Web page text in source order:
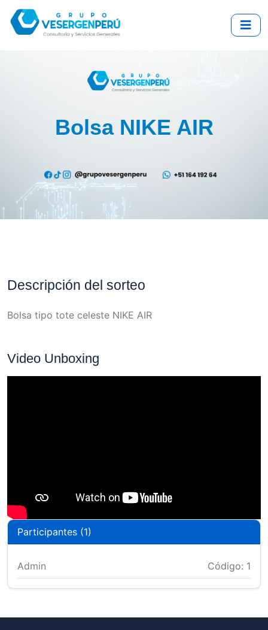
Bolsa NIKE AIR
Descripción del sorteo
Bolsa tipo tote celeste NIKE AIR
Video Unboxing
Participantes (1)
Admin Código: 1